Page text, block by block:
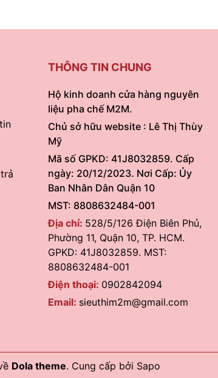
THÔNG TIN CHUNG
Hộ kinh doanh cửa hàng nguyên
liệu pha chế M2M.
Chủ sở hữu website : Lê Thị Thùy
Mỹ
Mã số GPKD: 41J8032859. Cấp
ngày: 20/12/2023. Nơi Cấp: Ủy
Ban Nhân Dân Quận 10
MST: 8808632484-001
Địa chỉ: 528/5/126 Điện Biên Phủ,
Phường 11, Quận 10, TP. HCM.
GPKD: 41J8032859. MST:
8808632484-001
Điện thoại: 0902842094
Email: sieuthim2m@gmail.com
Dola theme. Cung cấp bởi Sapo